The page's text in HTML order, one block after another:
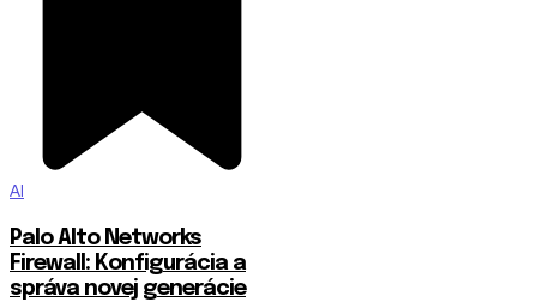
AI
Palo Alto Networks
Firewall: Konfigurácia a
správa novej generácie